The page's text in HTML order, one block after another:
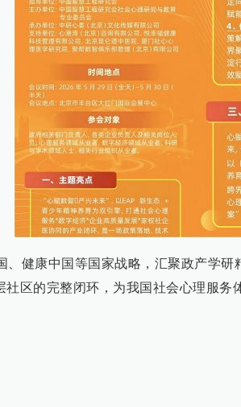
、健康中国等国家战略，汇聚政产学
区的完整闭环，为我国社会心理服务